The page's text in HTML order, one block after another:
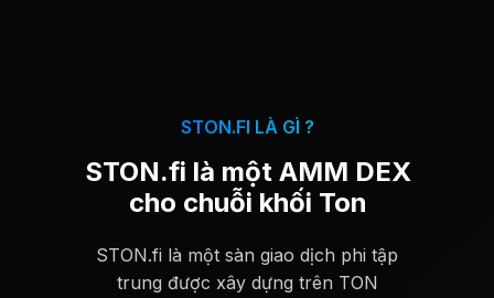
STON.FI LÀ GÌ ?
STON.fi là một AMM DEX
cho chuỗi khối Ton
STON.fi là một sàn giao dịch phi tập
trung được xây dựng trên TON